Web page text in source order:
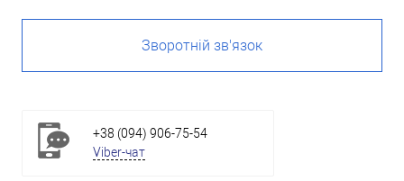
Зворотній зв'язок
+38 (094) 906-75-54
Viber-чат